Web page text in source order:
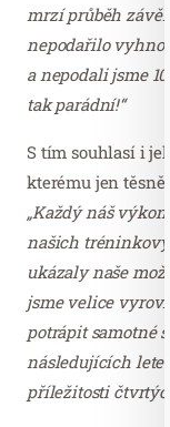
mrzí průběh
nepodařilo
a nepodali jsme
tak parádní!“
S tím souhlasí i
kterému jen
„Každý náš
našich
ukázaly naše
jsme velice
potrápit samotné
následujících
příležitosti